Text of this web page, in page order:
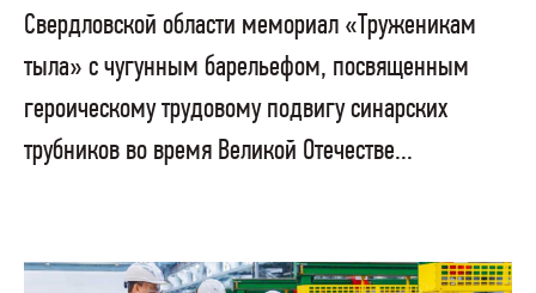
Свердловской области мемориал «Труженикам
тыла» с чугунным барельефом, посвященным
героическому трудовому подвигу синарских
трубников во время Великой Отечестве...